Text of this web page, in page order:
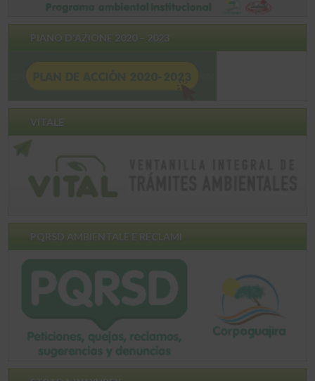
PIANO D'AZIONE 2020 – 2023
VITALE
PQRSD AMBIENTALE E RECLAMI